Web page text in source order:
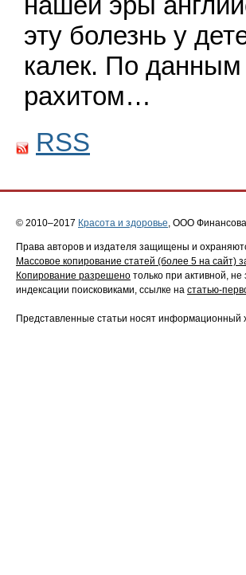
эту болезнь у
калек. По данным
рахитом…
RSS
© 2010–2017 Красота и здоровье , ООО
Права авторов и издателя защищены и
Массовое копирование статей (более 5 на сайт)
Копирование разрешено только при активной, не
индексации поисковиками, ссылке на статью-
Представленные статьи носят информационный